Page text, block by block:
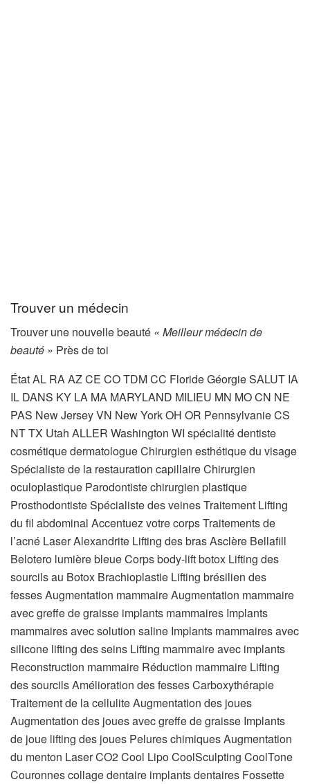
Trouver un médecin
Trouver une nouvelle beauté « Meilleur médecin de
beauté » Près de toi
État AL RA AZ CE CO TDM CC Floride Géorgie SALUT IA
IL DANS KY LA MA MARYLAND MILIEU MN MO CN NE
PAS New Jersey VN New York OH OR Pennsylvanie CS
NT TX Utah ALLER Washington WI spécialité dentiste
cosmétique dermatologue Chirurgien esthétique du visage
Spécialiste de la restauration capillaire Chirurgien
oculoplastique Parodontiste chirurgien plastique
Prosthodontiste Spécialiste des veinesTraitement Lifting
du fil abdominal Accentuez votre corps Traitements de
l’acné Laser Alexandrite Lifting des bras Asclère Bellafill
Belotero lumière bleue Corps body-lift botox Lifting des
sourcils au Botox Brachioplastie Lifting brésilien des
fesses Augmentation mammaire Augmentation mammaire
avec greffe de graisse implants mammaires Implants
mammaires avec solution saline Implants mammaires avec
silicone lifting des seins Lifting mammaire avec implants
Reconstruction mammaire Réduction mammaire Lifting
des sourcils Amélioration des fesses Carboxythérapie
Traitement de la cellulite Augmentation des joues
Augmentation des joues avec greffe de graisse Implants
de joue lifting des joues Pelures chimiques Augmentation
du menton Laser CO2 Cool Lipo CoolSculpting CoolTone
Couronnes collage dentaire implants dentaires Fossette